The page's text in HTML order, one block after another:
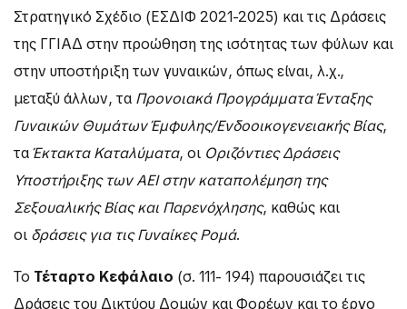
Στρατηγικό Σχέδιο (ΕΣΔΙΦ 2021-2025) και τις Δράσεις
της ΓΓΙΑΔ στην προώθηση της ισότητας των φύλων και
στην υποστήριξη των γυναικών, όπως είναι, λ.χ.,
μεταξύ άλλων, τα Προνοιακά Προγράμματα Ένταξης
Γυναικών Θυμάτων Έμφυλης/Ενδοοικογενειακής Βίας,
ταΈκτακτα Καταλύματα, οι Οριζόντιες Δράσεις
Υποστήριξης των ΑΕΙ στην καταπολέμηση της
Σεξουαλικής Βίας και Παρενόχλησης, καθώς και
οι δράσεις για τις Γυναίκες Ρομά.
Το Τέταρτο Κεφάλαιο (σ. 111- 194) παρουσιάζει τις
Δράσεις του Δικτύου Δομών και Φορέων και το έργο